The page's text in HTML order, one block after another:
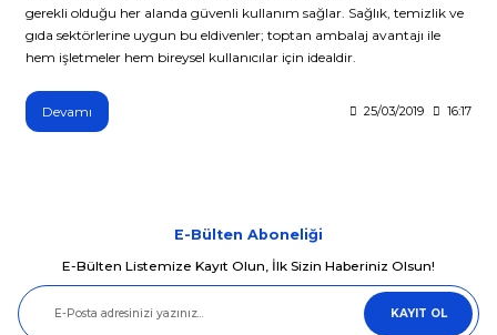
gerekli olduğu her alanda güvenli kullanım sağlar. Sağlık, temizlik ve
gıda sektörlerine uygun bu eldivenler; toptan ambalaj avantajı ile
hem işletmeler hem bireysel kullanıcılar için idealdir.
Devamı 25/03/2019 16:17
E-Bülten Aboneliği
E-Bülten Listemize Kayıt Olun, İlk Sizin Haberiniz Olsun!
KAYIT OL